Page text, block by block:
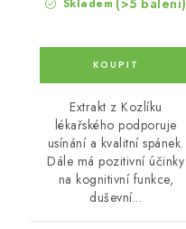
Skladem (>5 balení)
Extrakt z Kozlíku
lékařského podporuje
usínání a kvalitní spánek.
Dále má pozitivní účinky
na kognitivní funkce,
duševní...